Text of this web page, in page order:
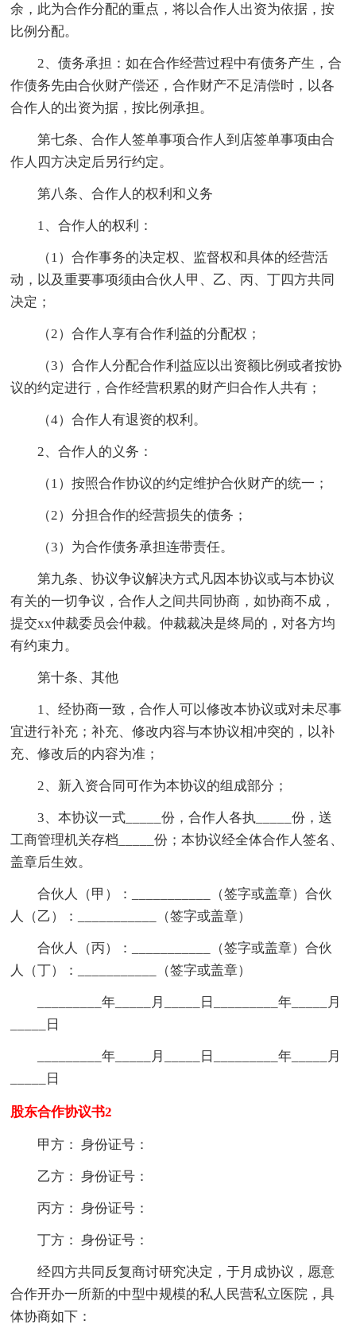
余，此为合作分配的重点，将以合作人出资为依据，按
比例分配。
2、债务承担：如在合作经营过程中有债务产生，合
作债务先由合伙财产偿还，合作财产不足清偿时，以各
合作人的出资为据，按比例承担。
第七条、合作人签单事项合作人到店签单事项由合
作人四方决定后另行约定。
第八条、合作人的权利和义务
1、合作人的权利：
（1）合作事务的决定权、监督权和具体的经营活
动，以及重要事项须由合伙人甲、乙、丙、丁四方共同
决定；
（2）合作人享有合作利益的分配权；
（3）合作人分配合作利益应以出资额比例或者按协
议的约定进行，合作经营积累的财产归合作人共有；
（4）合作人有退资的权利。
2、合作人的义务：
（1）按照合作协议的约定维护合伙财产的统一；
（2）分担合作的经营损失的债务；
（3）为合作债务承担连带责任。
第九条、协议争议解决方式凡因本协议或与本协议
有关的一切争议，合作人之间共同协商，如协商不成，
提交xx仲裁委员会仲裁。仲裁裁决是终局的，对各方均
有约束力。
第十条、其他
1、经协商一致，合作人可以修改本协议或对未尽事
宜进行补充；补充、修改内容与本协议相冲突的，以补
充、修改后的内容为准；
2、新入资合同可作为本协议的组成部分；
3、本协议一式_____份，合作人各执_____份，送
工商管理机关存档_____份；本协议经全体合作人签名、
盖章后生效。
合伙人（甲）：___________（签字或盖章）合伙
人（乙）：___________（签字或盖章）
合伙人（丙）：___________（签字或盖章）合伙
人（丁）：___________（签字或盖章）
_________年_____月_____日_________年_____月
_____日
_________年_____月_____日_________年_____月
_____日
股东合作协议书2
甲方： 身份证号：
乙方： 身份证号：
丙方： 身份证号：
丁方： 身份证号：
经四方共同反复商讨研究决定，于月成协议，愿意
合作开办一所新的中型中规模的私人民营私立医院，具
体协商如下：